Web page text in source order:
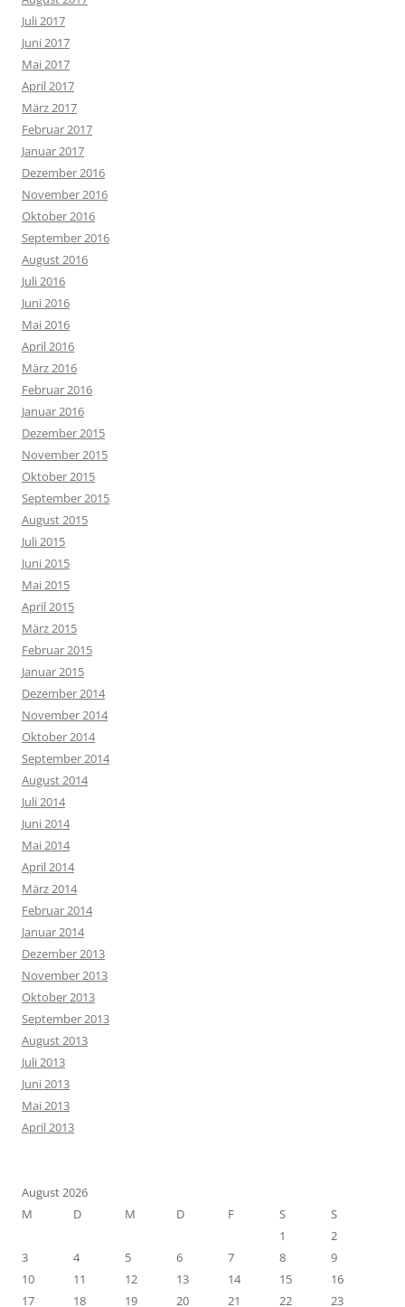
Juli 2017
Juni 2017
Mai 2017
April 2017
März 2017
Februar 2017
Januar 2017
Dezember 2016
November 2016
Oktober 2016
September 2016
August 2016
Juli 2016
Juni 2016
Mai 2016
April 2016
März 2016
Februar 2016
Januar 2016
Dezember 2015
November 2015
Oktober 2015
September 2015
August 2015
Juli 2015
Juni 2015
Mai 2015
April 2015
März 2015
Februar 2015
Januar 2015
Dezember 2014
November 2014
Oktober 2014
September 2014
August 2014
Juli 2014
Juni 2014
Mai 2014
April 2014
März 2014
Februar 2014
Januar 2014
Dezember 2013
November 2013
Oktober 2013
September 2013
August 2013
Juli 2013
Juni 2013
Mai 2013
April 2013
August 2026
M
D M D F S
S
1
2
3
4 5 6 7 8
9
10
11 12 13 14 15
16
17
18 19 20 21 22 23